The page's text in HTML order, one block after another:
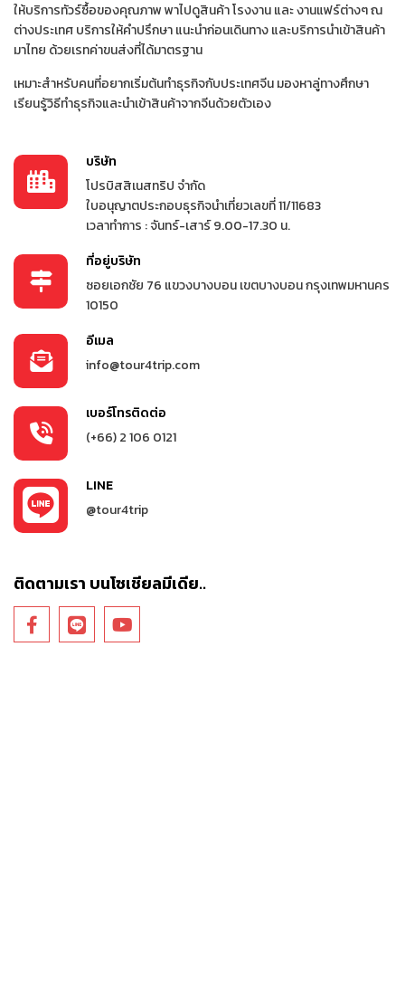
ให้บริการทัวร์ซื้อของคุณภาพ พาไปดูสินค้า โรงงาน และ งานแฟร์ต่างๆ ณ
ต่างประเทศ บริการให้คำปรึกษา แนะนำก่อนเดินทาง และบริการนำเข้าสินค้า
มาไทย ด้วยเรทค่าขนส่งที่ได้มาตรฐาน
เหมาะสำหรับคนที่อยากเริ่มต้นทำธุรกิจกับประเทศจีน มองหาลู่ทางศึกษา
เรียนรู้วิธีทำธุรกิจและนำเข้าสินค้าจากจีนด้วยตัวเอง
บริษัท
โปรบิสสิเนสทริป จำกัด
ใบอนุญาตประกอบธุรกิจนำเที่ยวเลขที่ 11/11683
เวลาทำการ : จันทร์-เสาร์ 9.00-17.30 น.
ที่อยู่บริษัท
ซอยเอกชัย 76 แขวงบางบอน เขตบางบอน กรุงเทพมหานคร
10150
อีเมล
info@tour4trip.com
เบอร์โทรติดต่อ
(+66) 2 106 0121
LINE
@tour4trip
ติดตามเรา บนโซเชียลมีเดีย..